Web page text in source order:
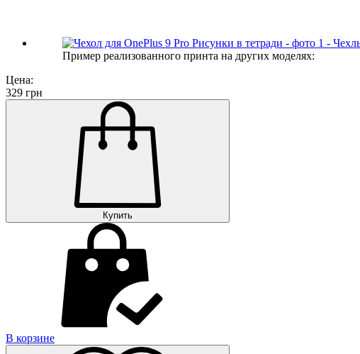
Пример реализованного принта на других моделях:
Цена:
329 грн
Купить
В корзине